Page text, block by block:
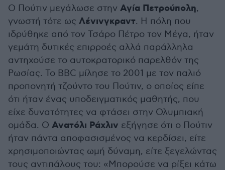
Ο Πούτιν μεγάλωσε στην Αγία Πετρούπολη,
γνωστή τότε ως Λένινγκραντ. Η πόλη που
ιδρύθηκε από τον Τσάρο Πέτρο τον Μέγα, ήταν
γεμάτη δυτικές επιρροές αλλά παράλληλα
αντηχούσε το αυτοκρατορικό παρελθόν της
Ρωσίας. Το BBC μίλησε το 2001 με τον παλιό
προπονητή τζούντο του Πούτιν, ο οποίος είπε
ότι ήταν ένας υποδειγματικός μαθητής, που
είχε δυνατότητες να φτάσει στην Ολυμπιακή
ομάδα. Ο Ανατόλι Ράχλιν εξήγησε ότι ο Πούτιν
ήταν πάντα αποφασισμένος να κερδίσει, είτε
χρησιμοποιώντας ωμή δύναμη, είτε ξεγελώντας
τους αντιπάλους του: «Μπορούσε να ρίξει κάτω